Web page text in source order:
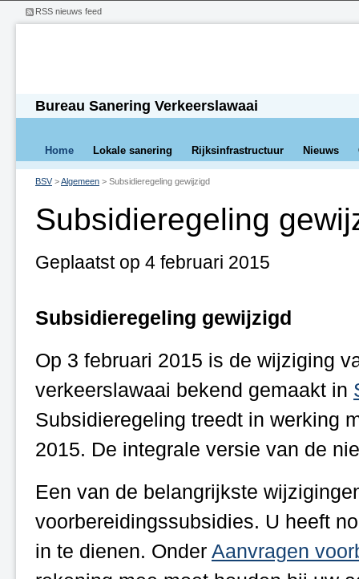
Bureau Sanering Verkeerslawaai
Home Lokale sanering Rijksinfrastructuur Nieuws
BSV>Algemeen > Subsidieregeling gewijzigd
Subsidieregeling
Geplaatst op 4 februari 2015
Subsidieregeling gewijzigd
Op 3 februari 2015 is de wijziging
verkeerslawaai bekend gemaakt in
Subsidieregeling treedt in werking
2015. De integrale versie van de
Een van de belangrijkste
voorbereidingssubsidies. U heeft
in te dienen. Onder Aanvragen
RSS nieuws feed